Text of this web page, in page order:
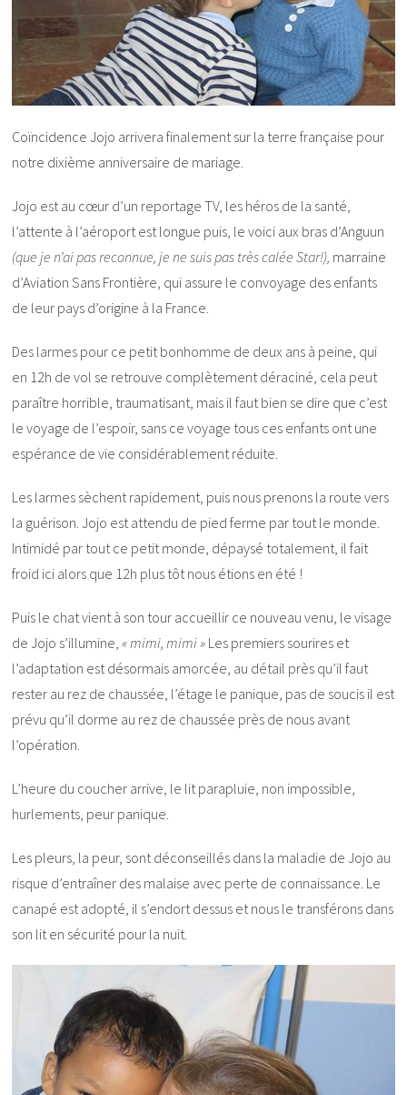
Coïncidence Jojo arrivera finalement sur la terre française pour
notre dixième anniversaire de mariage.
Jojo est au cœur d’un reportage TV, les héros de la santé,
l’attente à l’aéroport est longue puis, le voici aux bras d’Anguun
(que je n’ai pas reconnue, je ne suis pas très calée Star!), marraine
d’Aviation Sans Frontière, qui assure le convoyage des enfants
de leur pays d’origine à la France.
Des larmes pour ce petit bonhomme de deux ans à peine, qui
en 12h de vol se retrouve complètement déraciné, cela peut
paraître horrible, traumatisant, mais il faut bien se dire que c’est
le voyage de l’espoir, sans ce voyage tous ces enfants ont une
espérance de vie considérablement réduite.
Les larmes sèchent rapidement, puis nous prenons la route vers
la guérison. Jojo est attendu de pied ferme par tout le monde.
Intimidé par tout ce petit monde, dépaysé totalement, il fait
froid ici alors que 12h plus tôt nous étions en été !
Puis le chat vient à son tour accueillir ce nouveau venu, le visage
de Jojo s’illumine, « mimi, mimi » Les premiers sourires et
l’adaptation est désormais amorcée, au détail près qu’il faut
rester au rez de chaussée, l’étage le panique, pas de soucis il est
prévu qu’il dorme au rez de chaussée près de nous avant
l’opération.
L’heure du coucher arrive, le lit parapluie, non impossible,
hurlements, peur panique.
Les pleurs, la peur, sont déconseillés dans la maladie de Jojo au
risque d’entraîner des malaise avec perte de connaissance. Le
canapé est adopté, il s’endort dessus et nous le transférons dans
son lit en sécurité pour la nuit.